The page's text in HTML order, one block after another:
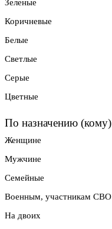
Зеленые
Коричневые
Белые
Светлые
Серые
Цветные
По назначению (кому)
Женщине
Мужчине
Семейные
Военным, участникам СВО
На двоих